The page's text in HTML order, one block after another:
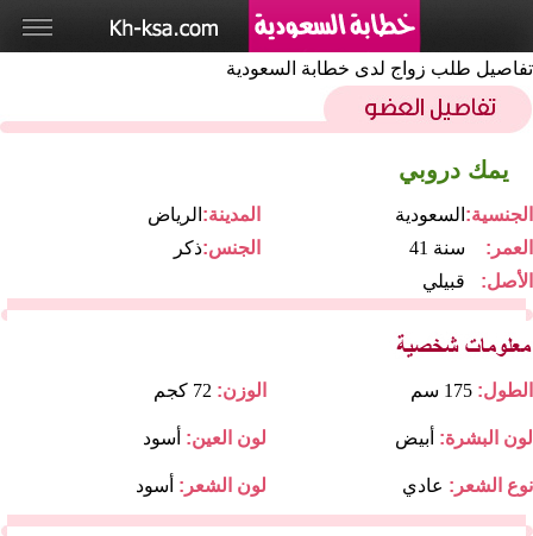
تفاصيل طلب زواج لدى خطابة السعودية
يمك دروبي
الرياض المدينة: السعودية الجنسية:
ذكرالجنس: 41 سنة
العمر:
قبيلي
الأصل:
الوزن: 72 كجم الطول: 175 سم
لون العين: أسود لون البشرة: أبيض
لون الشعر: أسود نوع الشعر: عادي